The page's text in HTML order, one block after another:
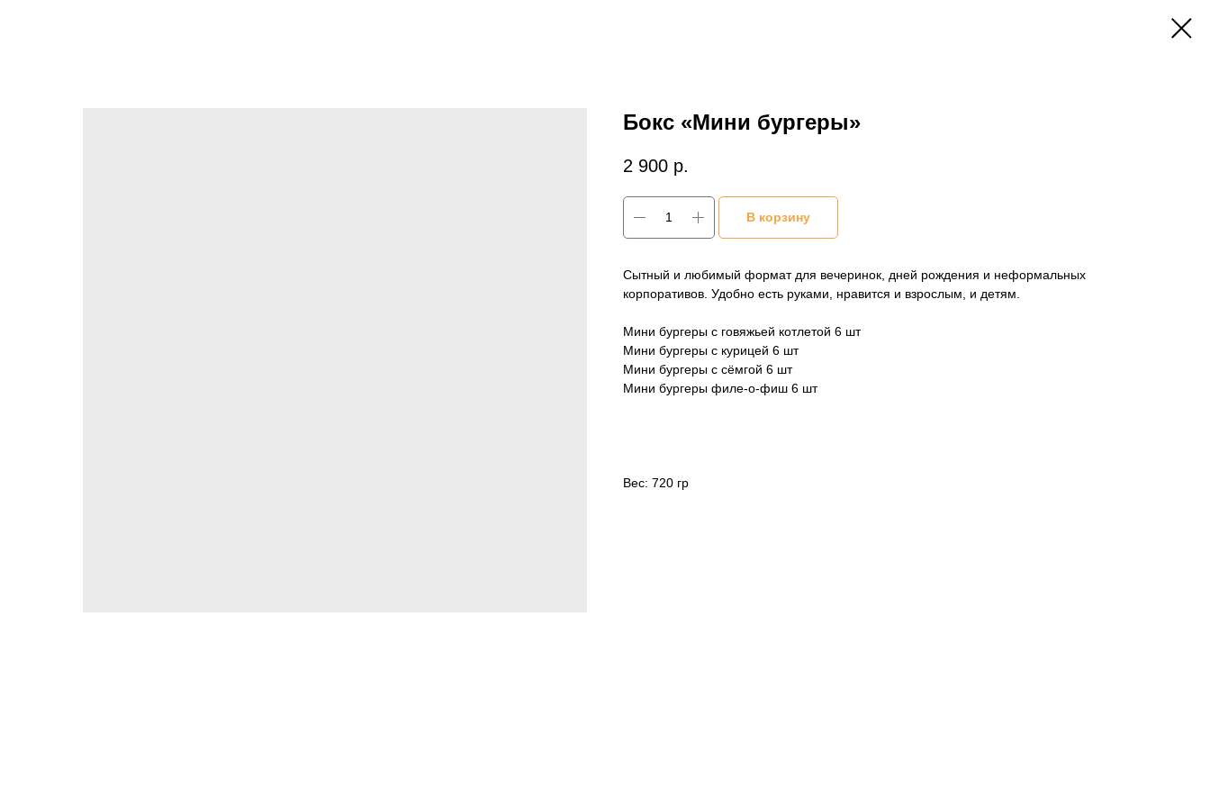
Бокс «Мини бургеры»
2 900 р.
В корзину
Сытный и любимый формат для вечеринок, дней рождения и неформальных
корпоративов. Удобно есть руками, нравится и взрослым, и детям.
Мини бургеры с говяжьей котлетой 6 шт
Мини бургеры с курицей 6 шт
Мини бургеры с сёмгой 6 шт
Мини бургеры филе-о-фиш 6 шт
Вес: 720 гр